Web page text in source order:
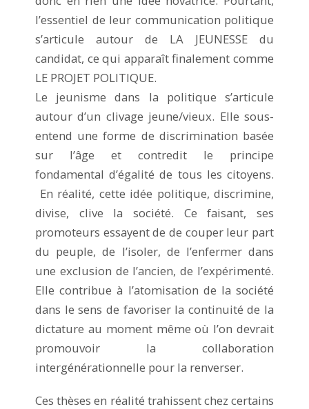
l’essentiel de leur communication politique
s’articule autour de LA JEUNESSE du
candidat, ce qui apparaît finalement comme
LE PROJET POLITIQUE.
Le jeunisme dans la politique s’articule
autour d’un clivage jeune/vieux. Elle sous-
entend une forme de discrimination basée
sur l’âge et contredit le principe
fondamental d’égalité de tous les citoyens.
En réalité, cette idée politique, discrimine,
divise, clive la société. Ce faisant, ses
promoteurs essayent de de couper leur part
du peuple, de l’isoler, de l’enfermer dans
une exclusion de l’ancien, de l’expérimenté.
Elle contribue à l’atomisation de la société
dans le sens de favoriser la continuité de la
dictature au moment même où l’on devrait
promouvoir la collaboration
intergénérationnelle pour la renverser.
Ces thèses en réalité trahissent chez certains